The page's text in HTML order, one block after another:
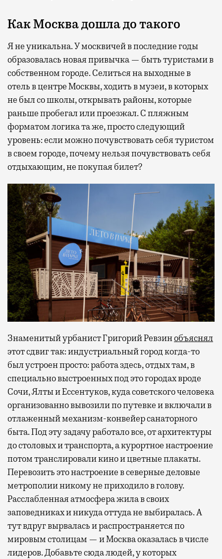
Как Москва дошла до такого
Я не уникальна. У москвичей в последние годы
образовалась новая привычка — быть туристами в
собственном городе. Селиться на выходные в
отель в центре Москвы, ходить в музеи, в которых
не был со школы, открывать районы, которые
раньше пробегал или проезжал. С пляжным
форматом логика та же, просто следующий
уровень: если можно почувствовать себя туристом
в своем городе, почему нельзя почувствовать себя
отдыхающим, не покупая билет?
Знаменитый урбанист Григорий Ревзинобъяснял
этот сдвиг так: индустриальный город когда-то
был устроен просто: работа здесь, отдых там, в
специально выстроенных под это городах вроде
Сочи, Ялты и Ессентуков, куда советского человека
организованно вывозили по путевке и включали в
отлаженный механизм-конвейер санаторного
быта. Под эту задачу работало все, от архитектуры
до столовых и транспорта, а курортное настроение
потом транслировали кино и цветные плакаты.
Перевозить это настроение в северные деловые
метрополии никому не приходило в голову.
Расслабленная атмосфера жила в своих
заповедниках и никуда оттуда не выбиралась. А
тут вдруг вырвалась и распространяется по
мировым столицам — и Москва оказалась в числе
лидеров. Добавьте сюда людей, у которых